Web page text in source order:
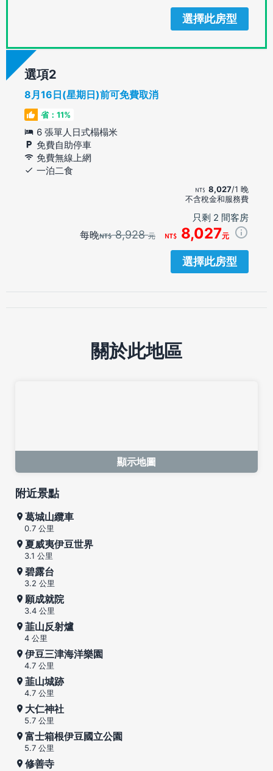
選擇此房型
選項
8月16日(星期日)前可免費取消
省：11%
6 張單人日式榻榻米
免費自助停車
免費無線上網
一泊二食
8,027/1 晚
不含稅金和服務費
只剩 2 間客房
每晚 8,928元 8,027元
選擇此房型
關於此地區
顯示地圖
附近景點
葛城山纜車
0.7 公里
夏威夷伊豆世界
3.1 公里
碧露台
3.2 公里
願成就院
3.4 公里
韮山反射爐
4 公里
伊豆三津海洋樂園
4.7 公里
韮山城跡
4.7 公里
大仁神社
5.7 公里
富士箱根伊豆國立公園
5.7 公里
修善寺